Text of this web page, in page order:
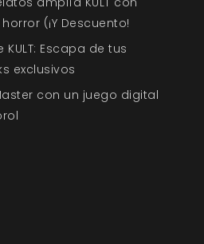
(¡Y Descuento!
Escapa de tus
exclusivos
con un juego digital